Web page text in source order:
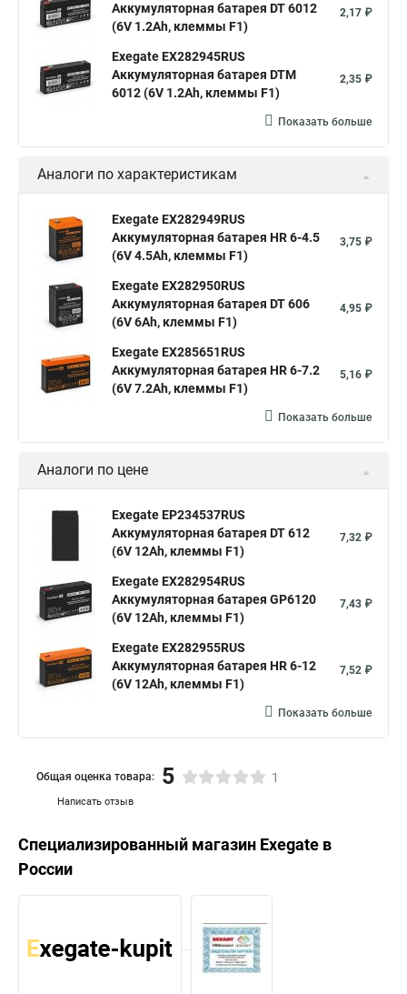
Аккумуляторная батарея DT 6012
(6V 1.2Ah, клеммы F1)
2,17 ₽
Exegate EX282945RUS
Аккумуляторная батарея DTM
6012 (6V 1.2Ah, клеммы F1)
2,35 ₽
Показать больше
Аналоги по характеристикам
Exegate EX282949RUS
Аккумуляторная батарея HR 6-4.5
(6V 4.5Ah, клеммы F1)
3,75 ₽
Exegate EX282950RUS
Аккумуляторная батарея DT 606
(6V 6Ah, клеммы F1)
4,95 ₽
Exegate EX285651RUS
Аккумуляторная батарея HR 6-7.2
(6V 7.2Ah, клеммы F1)
5,16 ₽
Показать больше
Аналоги по цене
Exegate EP234537RUS
Аккумуляторная батарея DT 612
(6V 12Ah, клеммы F1)
7,32 ₽
Exegate EX282954RUS
Аккумуляторная батарея GP6120
(6V 12Ah, клеммы F1)
7,43 ₽
Exegate EX282955RUS
Аккумуляторная батарея HR 6-12
(6V 12Ah, клеммы F1)
7,52 ₽
Показать больше
Написать отзыв
Общая оценка товара: 5 1
Специализированный магазин Exegate в
России